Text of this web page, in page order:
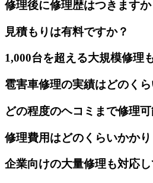
修理後に修理歴はつきますか
見積もりは有料ですか？
1,000台を超える大規模修理
雹害車修理の実績はどのく
どの程度のヘコミまで修理
修理費用はどのくらいかかり
企業向けの大量修理も対応